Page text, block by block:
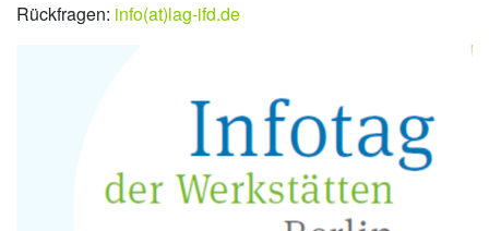
Rückfragen: info(at)lag-ifd.de